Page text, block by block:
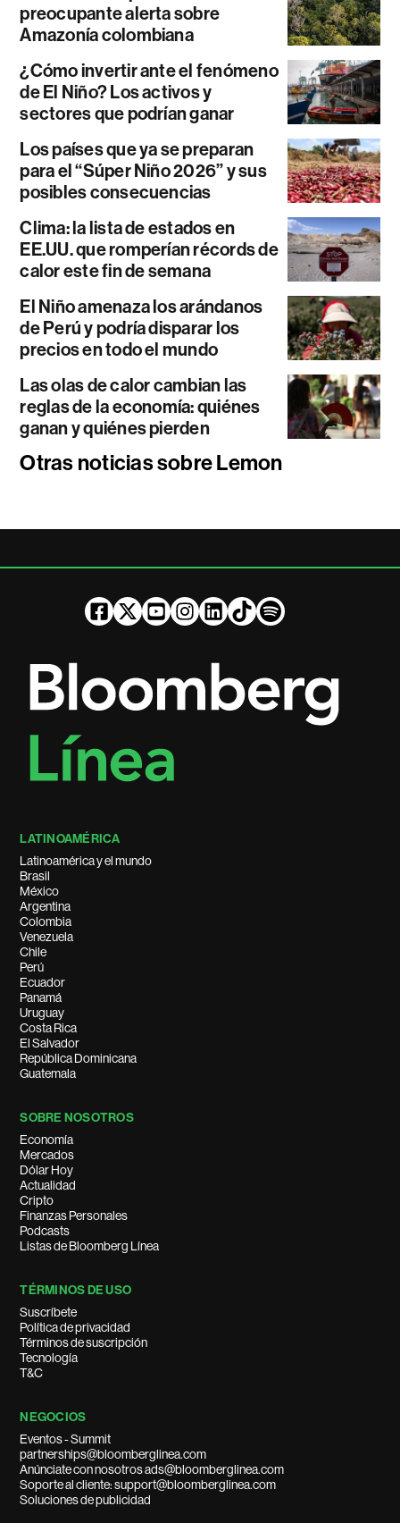
preocupante alerta sobre
Amazonía colombiana
¿Cómo invertir ante el fenómeno
de El Niño? Los activos y
sectores que podrían ganar
Los países que ya se preparan
para el “Súper Niño 2026” y sus
posibles consecuencias
Clima: la lista de estados en
EE.UU. que romperían récords de
calor este fin de semana
El Niño amenaza los arándanos
de Perú y podría disparar los
precios en todo el mundo
Las olas de calor cambian las
reglas de la economía: quiénes
ganan y quiénes pierden
Otras noticias sobre Lemon
LATINOAMÉRICA
Latinoamérica y el mundo
Brasil
México
Argentina
Colombia
Venezuela
Chile
Perú
Ecuador
Panamá
Uruguay
Costa Rica
El Salvador
República Dominicana
Guatemala
SOBRE NOSOTROS
Economía
Mercados
Dólar Hoy
Actualidad
Cripto
Finanzas Personales
Podcasts
Listas de Bloomberg Línea
TÉRMINOS DE USO
Suscríbete
Política de privacidad
Términos de suscripción
Tecnología
T&C
NEGOCIOS
Eventos - Summit
partnerships@bloomberglinea.com
Anúnciate con nosotros ads@bloomberglinea.com
Soporte al cliente: support@bloomberglinea.com
Soluciones de publicidad